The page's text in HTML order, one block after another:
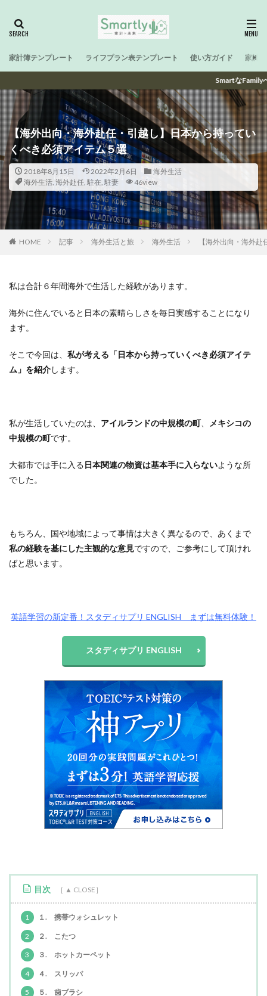
家計簿テンプレート ライフプラン表テンプレート 使い方ガイド 家計
SmartなFamilyへ ~ 子育て世帯
【海外出向・海外赴任・引越し】日本から持ってい
くべき必須アイテム５選
2018年8月15日 2022年2月6日
海外生活
海外生活, 海外赴任, 駐在, 駐妻 46view
HOME 記事 海外生活と旅 海外生活 【海外出向・海外
私は合計６年間海外で生活した経験があります。
海外に住んでいると日本の素晴らしさを毎日実感することになり
ます。
そこで今回は、 私が考える「日本から持っていくべき必須アイテ
ム」を紹介します。
私が生活していたのは、 アイルランドの中規模の町、
メキシコの
中規模の町です。
大都市では手に入る日本関連の物資は基本手に入らないような所
でした。
もちろん、国や地域によって事情は大きく異なるので、あくまで
私の経験を基にした主観的な意見ですので、ご参考にして頂けれ
ばと思います。
英語学習の新定番！スタディサプリ ENGLISH まずは無料体験！
スタディサプリ ENGLISH
目次
1 １. 携帯ウォシュレット
2 ２. こたつ
3 ３. ホットカーペット
4 ４. スリッパ
5 ５. 歯ブラシ